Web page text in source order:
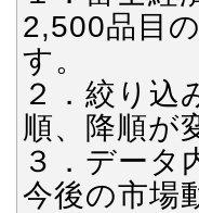
2,500品目
す。
２．絞り込
順、降順が
３．データ
今後の市場